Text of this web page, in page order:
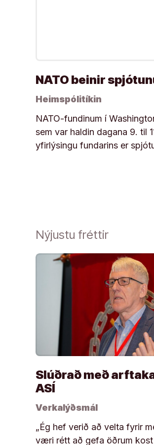
NATO beinir
Heimspólitíkin
NATO-fundinum í
sem var haldin dagana 9. til
yfirlýsingu fundarins er
Nýjustu fréttir
Slúðrað með
ASÍ
Verkalýðsmál
„Ég hef verið að velta fyrir
væri rétt að gefa öðrum kost